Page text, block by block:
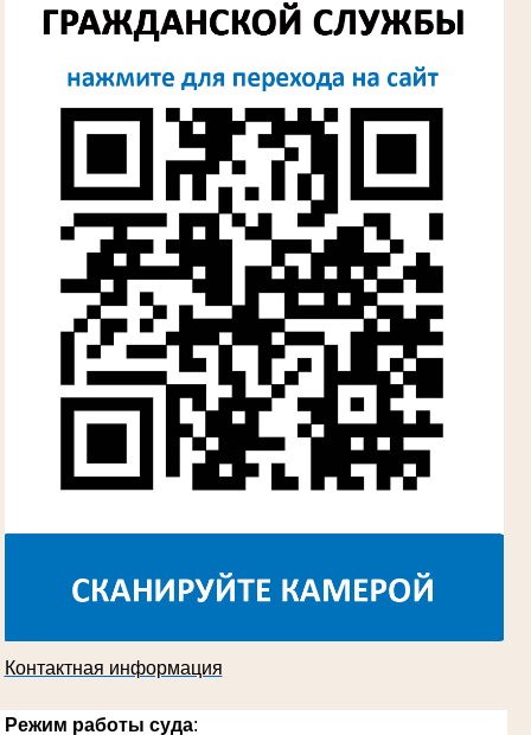
Лыкова Анна Захаровна
Участник Великой Отечественной войны
Судья Губкинского городского народного
суда
в период с 1960 по 1980 гг.
Контактная информация
Режим работы суда: